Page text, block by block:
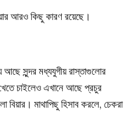
আরও কিছু কারণ রয়েছে।
সুন্দর মধ্যযুগীয় রাস্তাগুলোর
খেতে চাইলেও এখানে আছে প্রচুর
বিয়ার। মাথাপিছু হিসাব করলে, চেকরা